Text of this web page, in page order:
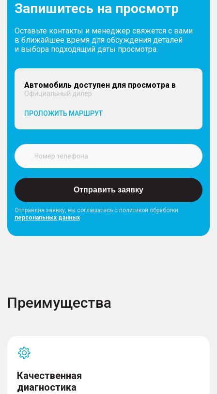
Запишитесь на просмотр
Оставьте контакты и менеджер свяжется с вами
в ближайшее время для обсуждения деталей
и выбора подходящий даты просмотра.
Автомобиль доступен для просмотра в
Официальный дилер
ПРОЛОЖИТЬ МАРШРУТ
Отправить заявку
Отправляя заявку, вы соглашатесь с политикой обработки
персональных данных
Преимущества
Качественная
диагностика